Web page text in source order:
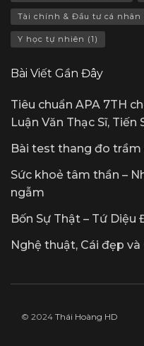
Tài chính & Đầu tư cá nhân
Y học tự nhiên (1)
Bài Viết Gần Đây
Tiêu chuẩn APA 7TH
Luận Văn Thạc Sĩ, Tiến
Bài test thang đo trầm
Sức khoẻ tâm thần –
ngẫm
Bốn Sự Thật – Tứ Diệu
Nghệ thuật, Cái đẹp và
© 2024 Thái Hoàng HD